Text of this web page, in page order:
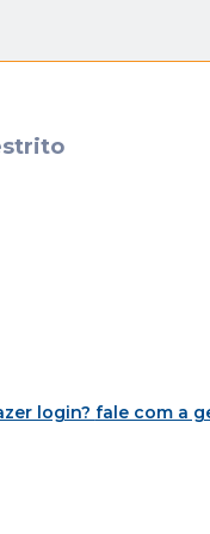
login? fale com a